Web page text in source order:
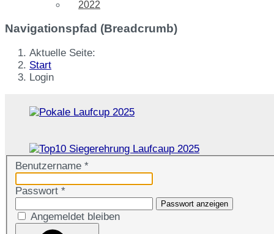
2022
Navigationspfad (Breadcrumb)
Aktuelle Seite:
Start
Login
Benutzername*
Passwort*
Passwort anzeigen
Angemeldet bleiben